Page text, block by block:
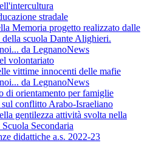
stradale
Memoria progetto realizzato dalle
della scuola Dante Alighieri.
da LegnanoNews
volontariato
vittime innocenti delle mafie
da LegnanoNews
di orientamento per famiglie
conflitto Arabo-Israeliano
gentilezza attività svolta nella
Secondaria
didattiche a.s. 2022-23